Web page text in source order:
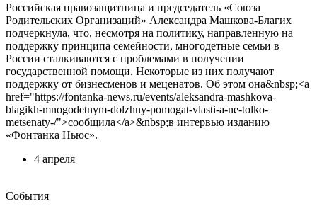
Российская правозащитница и председатель «Союза
Родительских Организаций» Александра Машкова-Благих
подчеркнула, что, несмотря на политику, направленную на
поддержку принципа семейности, многодетные семьи в
России сталкиваются с проблемами в получении
государственной помощи. Некоторые из них получают
поддержку от бизнесменов и меценатов. Об этом она&nbsp;<a
href="https://fontanka-news.ru/events/aleksandra-mashkova-
blagikh-mnogodetnym-dolzhny-pomogat-vlasti-a-ne-tolko-
metsenaty-/">сообщила</a>&nbsp;в интервью изданию
«Фонтанка Ньюс».
4 апреля
События